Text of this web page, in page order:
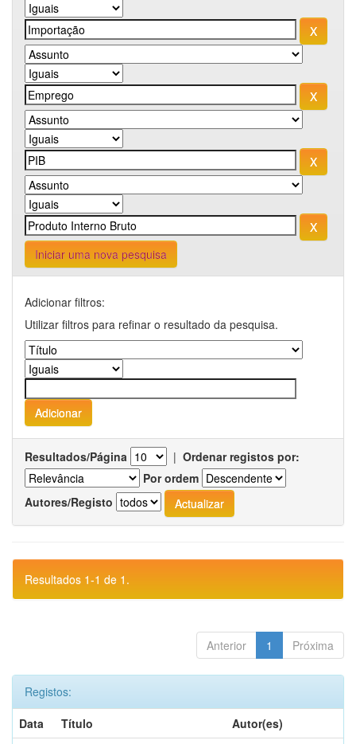
Iniciar uma nova pesquisa
Adicionar filtros:
Utilizar filtros para refinar o resultado da pesquisa.
Resultados/Página | Ordenar registos por:
Por ordem
Autores/Registo
Resultados 1-1 de 1.
Anterior 1 Próxima
Registos:
Data
Título
Autor(es)